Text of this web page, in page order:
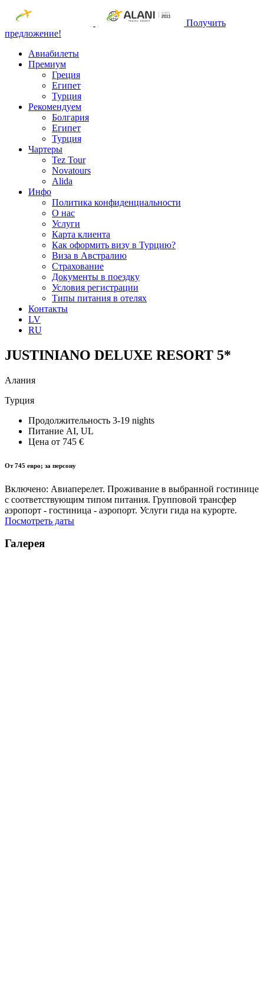
Получить
предложение!
Авиабилеты
Премиум
Греция
Египет
Турция
Рекомендуем
Болгария
Египет
Турция
Чартеры
Tez Tour
Novatours
Alida
Инфо
Политика конфиденциальности
О нас
Услуги
Карта клиента
Как оформить визу в Турцию?
Виза в Австралию
Страхование
Документы в поездку
Условия регистрации
Типы питания в отелях
Контакты
LV
RU
JUSTINIANO DELUXE RESORT 5*
Алания
Турция
Продолжительность 3-19 nights
Питание AI, UL
Цена от 745 €
От 745 евро; за персону
Включено: Авиаперелет. Проживание в выбранной гостинице
с соответствующим типом питания. Групповой трансфер
аэропорт - гостиница - аэропорт. Услуги гида на курорте.
Посмотреть даты
Галерея